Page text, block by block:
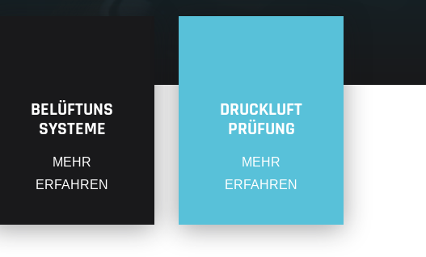
BELÜFTUNS
SYSTEME
MEHR
ERFAHREN
DRUCKLUFT
PRÜFUNG
MEHR
ERFAHREN